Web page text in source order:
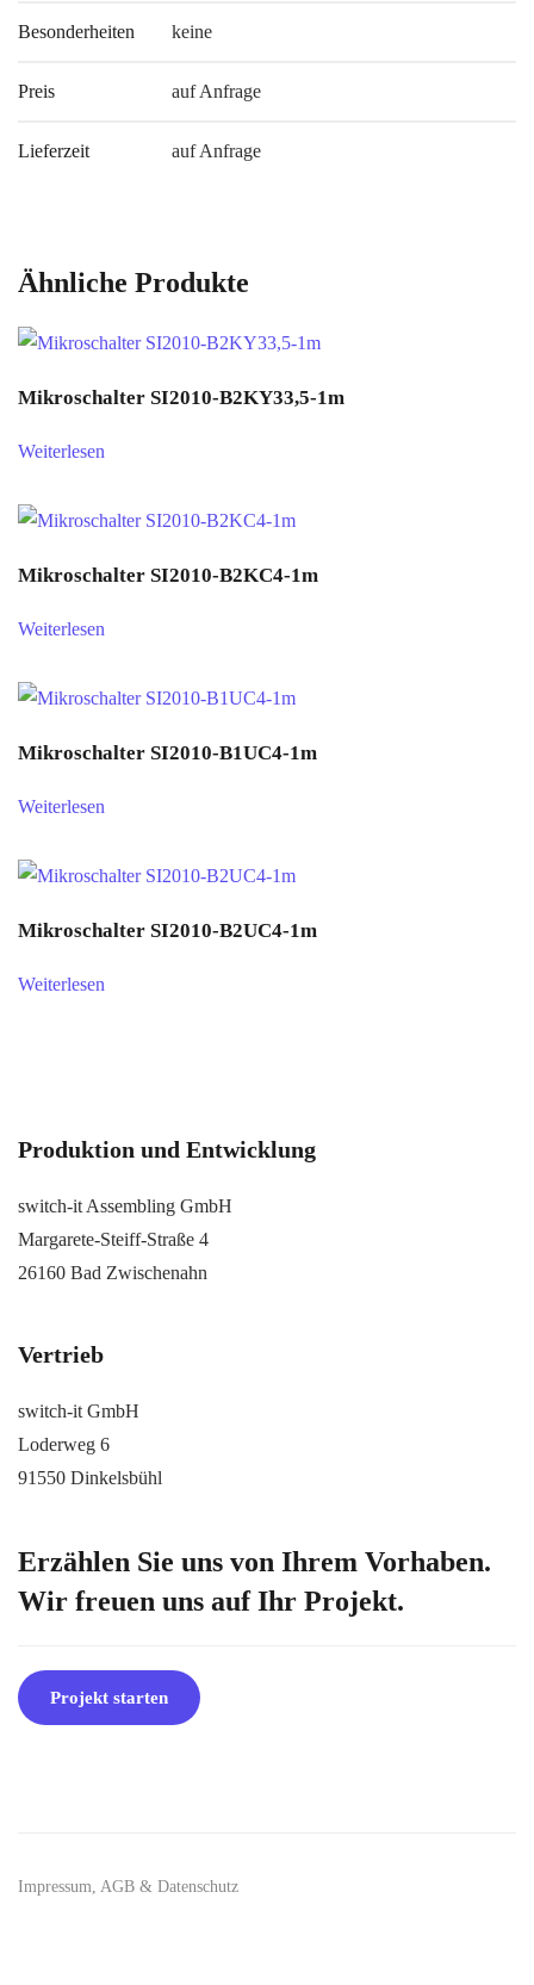
Besonderheiten keine
Preis auf Anfrage
Lieferzeit auf Anfrage
Ähnliche Produkte
Mikroschalter SI2010-B2KY33,5-1m
Weiterlesen
Mikroschalter SI2010-B2KC4-1m
Weiterlesen
Mikroschalter SI2010-B1UC4-1m
Weiterlesen
Mikroschalter SI2010-B2UC4-1m
Weiterlesen
Produktion und Entwicklung
switch-it Assembling GmbH
Margarete-Steiff-Straße 4
26160 Bad Zwischenahn
Vertrieb
switch-it GmbH
Loderweg 6
91550 Dinkelsbühl
Erzählen Sie uns von Ihrem Vorhaben.
Wir freuen uns auf Ihr Projekt.
Projekt starten
Impressum, AGB & Datenschutz